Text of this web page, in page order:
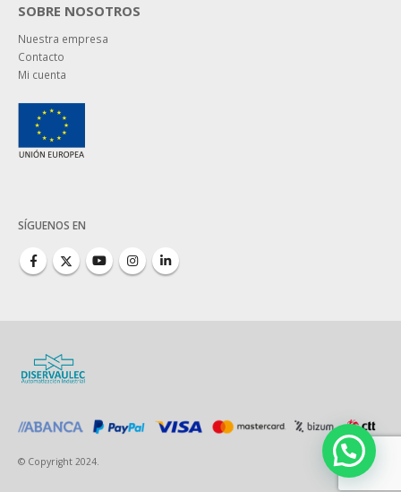
SOBRE NOSOTROS
Nuestra empresa
Contacto
Mi cuenta
SÍGUENOS EN
© Copyright 2024.